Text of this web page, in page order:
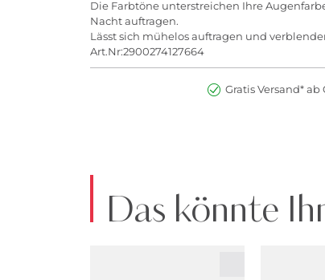
Die Farbtöne unterstreichen Ihre
Nacht auftragen.
Lässt sich mühelos auftragen und
Art.Nr:2900274127664
Gratis Versand* ab
Das könnte